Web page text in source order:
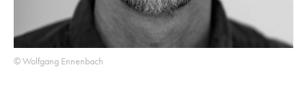
© Wolfgang Ennenbach